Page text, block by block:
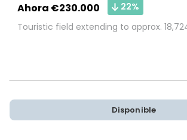
Ahora €230.000
22%
Touristic field extending to approx.
Disponible